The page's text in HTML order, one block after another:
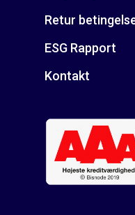
Retur
ESG Rapport
Kontakt